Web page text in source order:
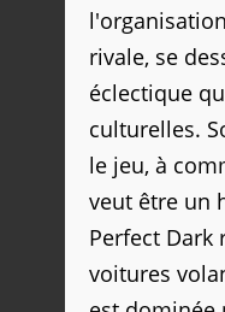
rivale, se
éclectique
culturelles.
le jeu, à
veut être un
Perfect
voitures